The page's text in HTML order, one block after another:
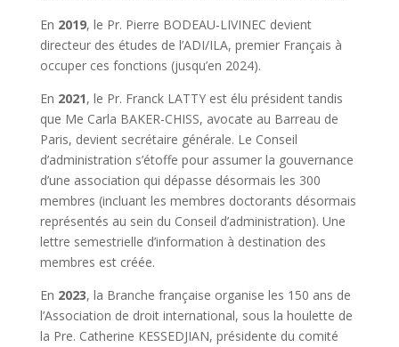
En 2019, le Pr. Pierre BODEAU-LIVINEC devient
directeur des études de l’ADI/ILA, premier Français à
occuper ces fonctions (jusqu’en 2024).
En 2021, le Pr. Franck LATTY est élu président tandis
que Me Carla BAKER-CHISS, avocate au Barreau de
Paris, devient secrétaire générale. Le Conseil
d’administration s’étoffe pour assumer la gouvernance
d’une association qui dépasse désormais les 300
membres (incluant les membres doctorants désormais
représentés au sein du Conseil d’administration). Une
lettre semestrielle d’information à destination des
membres est créée.
En 2023, la Branche française organise les 150 ans de
l’Association de droit international, sous la houlette de
la Pre. Catherine KESSEDJIAN, présidente du comité